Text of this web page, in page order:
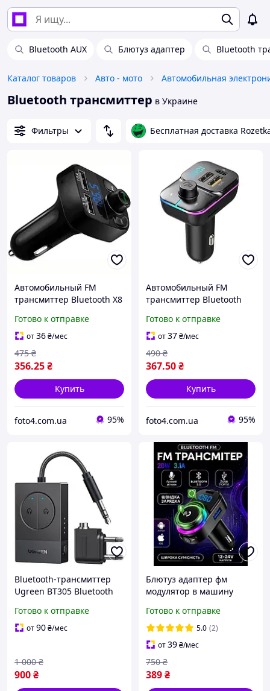
Bluetooth AUX Блютуз адаптер Bluetooth
Каталог товаров Авто - мото Автомобильная
Bluetooth трансмиттер в Украине
Фильтры Бесплатная доставка
Автомобильный FM
трансмиттер Bluetooth X8
беспроводной авто
модулятор MP3,
Handsfree гарнитура в
прикуривател
Готово к отправке
от36₴/мес
356.25₴
475 ₴
Купить
foto4.com.ua 95%
Автомобильный FM
трансмиттер Bluetooth
RGB подсветки,
беспроводной авто
модулятор MP3,
Handsfree
Готово к отправке
от37₴/мес
367.50₴
490 ₴
Купить
foto4.com.ua 95%
Bluetooth-трансмиттер
Ugreen BT305 Bluetooth
Готово к отправке
от90₴/мес
900₴
1 000 ₴
Блютуз адаптер фм
модулятор в машину
для авто автомобильный
трансмиттер передатчик
Готово к отправке
5.0 (2)
от39₴/мес
389₴
750 ₴